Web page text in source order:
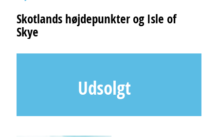
Skotlands højdepunkter og Isle of
Skye
Udsolgt